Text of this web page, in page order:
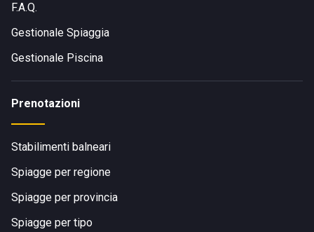
F.A.Q.
Gestionale Spiaggia
Gestionale Piscina
Prenotazioni
Stabilimenti balneari
Spiagge per regione
Spiagge per provincia
Spiagge per tipo